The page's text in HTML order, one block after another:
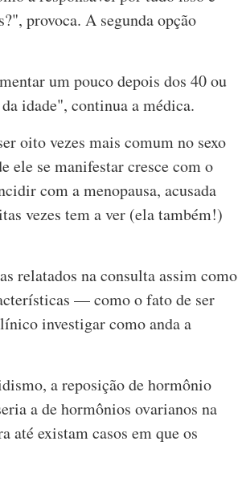
provoca. A segunda opção
um pouco depois dos 40 ou
idade", continua a médica.
oito vezes mais comum no sexo
ele se manifestar cresce com o
com a menopausa, acusada
vezes tem a ver (ela também!)
relatados na consulta assim como
— como o fato de ser
investigar como anda a
a reposição de hormônio
a de hormônios ovarianos na
até existam casos em que os